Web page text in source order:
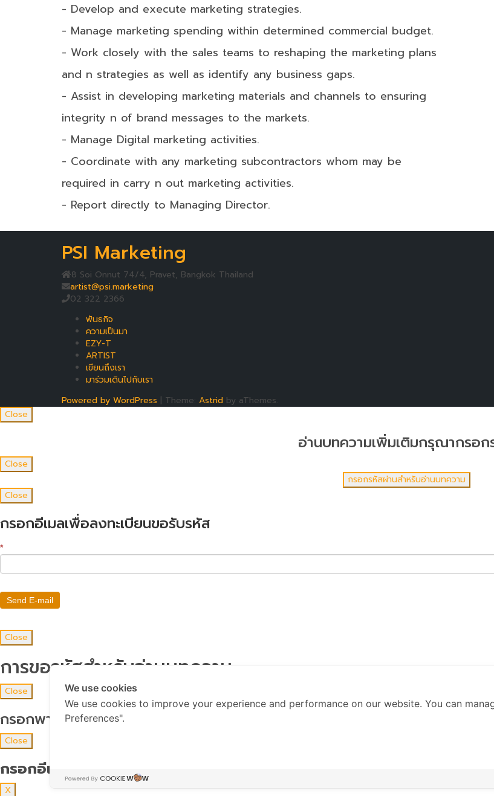
- Develop and execute marketing strategies.
- Manage marketing spending within determined commercial budget.
- Work closely with the sales teams to reshaping the marketing plans
and n strategies as well as identify any business gaps.
- Assist in developing marketing materials and channels to ensuring
integrity n of brand messages to the markets.
- Manage Digital marketing activities.
- Coordinate with any marketing subcontractors whom may be
required in carry n out marketing activities.
- Report directly to Managing Director.
PSI Marketing
8 Soi Onnut 74/4, Pravet, Bangkok Thailand
artist@psi.marketing
02 322 2366
พันธกิจ
ความเป็นมา
EZY-T
ARTIST
เขียนถึงเรา
มาร่วมเดินไปกับเรา
Powered by WordPress
Theme: Astrid by aThemes.
Close
อ่านบทความเพิ่มเติมกรุณากรอ
Close
Close
กรอกอีเมลเพื่อลงทะเบียนขอรับรหัส
*
Send E-mail
Close
การขอรหัสสำหรับอ่านบทความ
Close
กรอกพาสเวิร์ดด้วยค่ะ
Close
กรอกอีเมลเพื่อขอรับรหัส สำหรับอ่านบทความ
X
We use cookies
We use cookies to improve your experience and performance on our website. You can
Preferences".